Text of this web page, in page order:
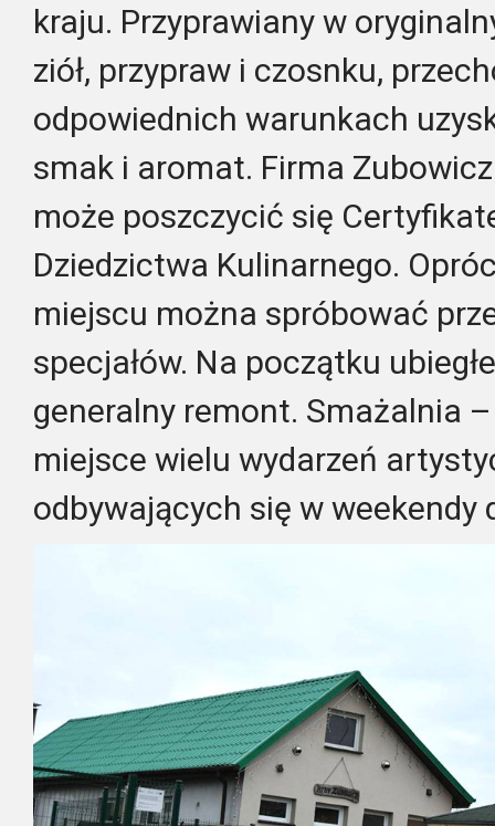
kraju. Przyprawiany w
ziół, przypraw i czosnku,
odpowiednich warunkach
smak i aromat. Firma
może poszczycić się
Dziedzictwa Kulinarnego.
miejscu można spróbować
specjałów. Na początku
generalny remont. Smażalnia
miejsce wielu wydarzeń
odbywających się w weekendy